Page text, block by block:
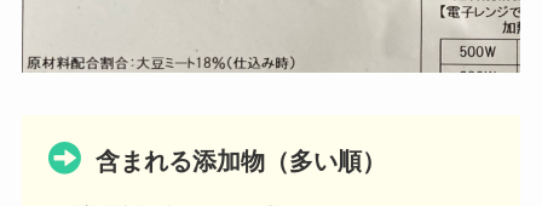
含まれる添加物（多い順）